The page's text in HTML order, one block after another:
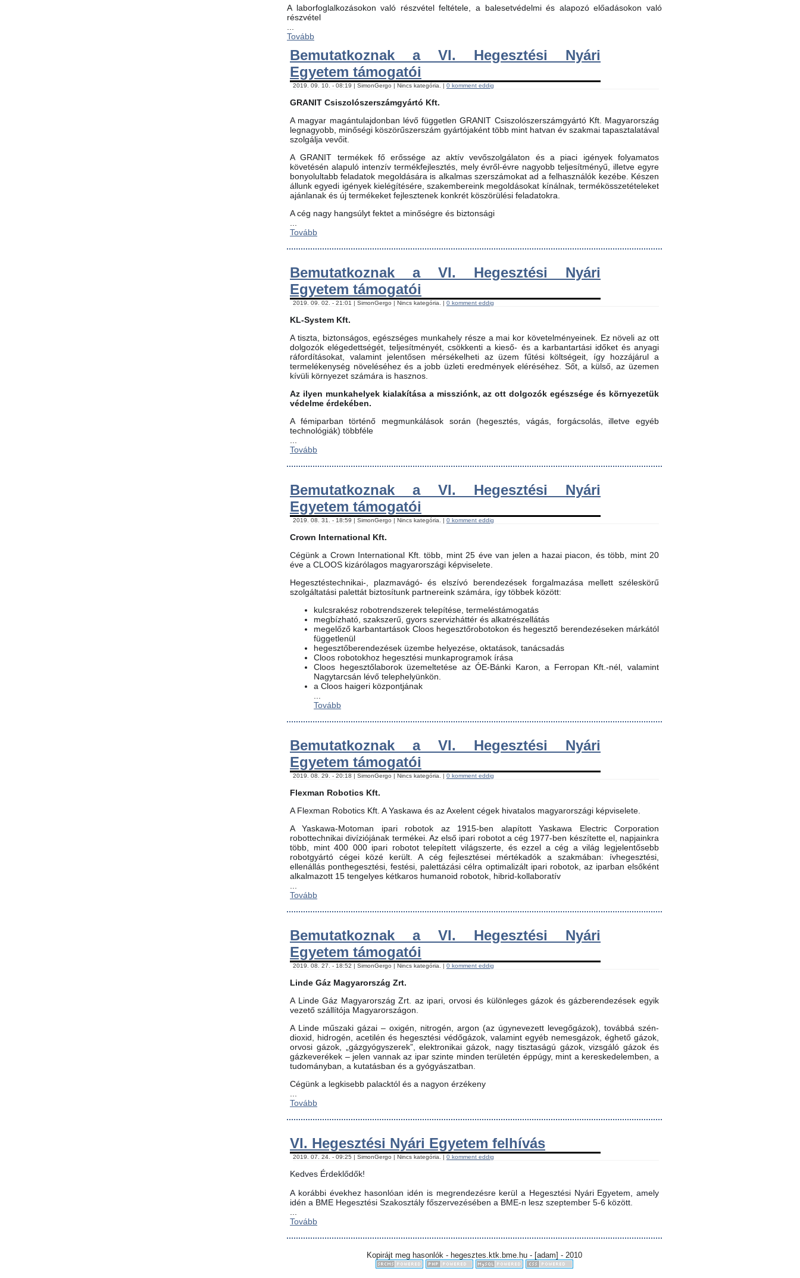
A laborfoglalkozásokon való részvétel feltétele, a balesetvédelmi és alapozó előadásokon való
részvétel
Tovább
Bemutatkoznak a VI. Hegesztési Nyári
Egyetem támogatói
2019. 09. 10. - 08:19 | SimonGergo | Nincs kategória. | 0 komment eddig
GRANIT Csiszolószerszámgyártó Kft.
A magyar magántulajdonban lévő független GRANIT Csiszolószerszámgyártó Kft. Magyarország
legnagyobb, minőségi köszörűszerszám gyártójaként több mint hatvan év szakmai tapasztalatával
szolgálja vevőit.
A GRANIT termékek fő erőssége az aktív vevőszolgálaton és a piaci igények folyamatos
követésén alapuló intenzív termékfejlesztés, mely évről-évre nagyobb teljesítményű, illetve egyre
bonyolultabb feladatok megoldására is alkalmas szerszámokat ad a felhasználók kezébe. Készen
állunk egyedi igények kielégítésére, szakembereink megoldásokat kínálnak, termékösszetételeket
ajánlanak és új termékeket fejlesztenek konkrét köszörülési feladatokra.
A cég nagy hangsúlyt fektet a minőségre és biztonsági
Tovább
Bemutatkoznak a VI. Hegesztési Nyári
Egyetem támogatói
2019. 09. 02. - 21:01 | SimonGergo | Nincs kategória. | 0 komment eddig
KL-System Kft.
A tiszta, biztonságos, egészséges munkahely része a mai kor követelményeinek. Ez növeli az ott
dolgozók elégedettségét, teljesítményét, csökkenti a kieső- és a karbantartási időket és anyagi
ráfordításokat, valamint jelentősen mérsékelheti az üzem fűtési költségeit, így hozzájárul a
termelékenység növeléséhez és a jobb üzleti eredmények eléréséhez. Sőt, a külső, az üzemen
kívüli környezet számára is hasznos.
Az ilyen munkahelyek kialakítása a missziónk, az ott dolgozók egészsége és környezetük
védelme érdekében.
A fémiparban történő megmunkálások során (hegesztés, vágás, forgácsolás, illetve egyéb
technológiák) többféle
Tovább
Bemutatkoznak a VI. Hegesztési Nyári
Egyetem támogatói
2019. 08. 31. - 18:59 | SimonGergo | Nincs kategória. | 0 komment eddig
Crown International Kft.
Cégünk a Crown International Kft. több, mint 25 éve van jelen a hazai piacon, és több, mint 20
éve a CLOOS kizárólagos magyarországi képviselete.
Hegesztéstechnikai-, plazmavágó- és elszívó berendezések forgalmazása mellett széleskörű
szolgáltatási palettát biztosítunk partnereink számára, így többek között:
kulcsrakész robotrendszerek telepítése, termeléstámogatás
megbízható, szakszerű, gyors szervizháttér és alkatrészellátás
megelőző karbantartások Cloos hegesztőrobotokon és hegesztő berendezéseken márkától
függetlenül
hegesztőberendezések üzembe helyezése, oktatások, tanácsadás
Cloos robotokhoz hegesztési munkaprogramok írása
Cloos hegesztőlaborok üzemeltetése az ÓE-Bánki Karon, a Ferropan Kft.-nél, valamint
Nagytarcsán lévő telephelyünkön.
a Cloos haigeri központjának
Tovább
Bemutatkoznak a VI. Hegesztési Nyári
Egyetem támogatói
2019. 08. 29. - 20:18 | SimonGergo | Nincs kategória. | 0 komment eddig
Flexman Robotics Kft.
A Flexman Robotics Kft. A Yaskawa és az Axelent cégek hivatalos magyarországi képviselete.
A Yaskawa-Motoman ipari robotok az 1915-ben alapított Yaskawa Electric Corporation
robottechnikai divíziójának termékei. Az első ipari robotot a cég 1977-ben készítette el, napjainkra
több, mint 400 000 ipari robotot telepített világszerte, és ezzel a cég a világ legjelentősebb
robotgyártó cégei közé került. A cég fejlesztései mértékadók a szakmában: ívhegesztési,
ellenállás ponthegesztési, festési, palettázási célra optimalizált ipari robotok, az iparban elsőként
alkalmazott 15 tengelyes kétkaros humanoid robotok, hibrid-kollaboratív
Tovább
Bemutatkoznak a VI. Hegesztési Nyári
Egyetem támogatói
2019. 08. 27. - 18:52 | SimonGergo | Nincs kategória. | 0 komment eddig
Linde Gáz Magyarország Zrt.
A Linde Gáz Magyarország Zrt. az ipari, orvosi és különleges gázok és gázberendezések egyik
vezető szállítója Magyarországon.
A Linde műszaki gázai – oxigén, nitrogén, argon (az úgynevezett levegőgázok), továbbá szén-
dioxid, hidrogén, acetilén és hegesztési védőgázok, valamint egyéb nemesgázok, éghető gázok,
orvosi gázok, „gázgyógyszerek”, elektronikai gázok, nagy tisztaságú gázok, vizsgáló gázok és
gázkeverékek – jelen vannak az ipar szinte minden területén éppúgy, mint a kereskedelemben, a
tudományban, a kutatásban és a gyógyászatban.
Cégünk a legkisebb palacktól és a nagyon érzékeny
Tovább
VI. Hegesztési Nyári Egyetem felhívás
2019. 07. 24. - 09:25 | SimonGergo | Nincs kategória. | 0 komment eddig
Kedves Érdeklődők!
A korábbi évekhez hasonlóan idén is megrendezésre kerül a Hegesztési Nyári Egyetem, amely
idén a BME Hegesztési Szakosztály főszervezésében a BME-n lesz szeptember 5-6 között.
Tovább
Kopirájt meg hasonlók - hegesztes.ktk.bme.hu - [adam] - 2010